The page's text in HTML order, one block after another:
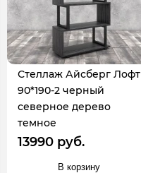
Стеллаж Айсберг Лофт
90*190-2 черный
северное дерево
темное
13990 руб.
В корзину